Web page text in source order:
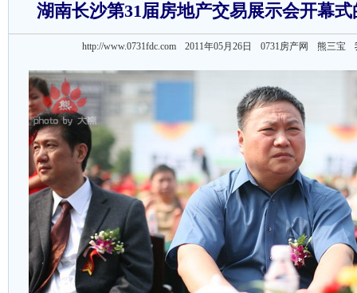
湖南长沙第31届房地产交易展示会开幕
http://www.0731fdc.com 2011年05月26日 0731房产网 熊三宝